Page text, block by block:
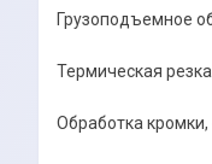
Грузоподъемное
Термическая резка
Обработка